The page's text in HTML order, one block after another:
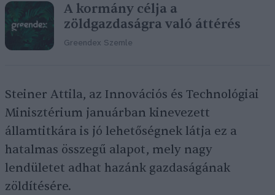
A kormány célja a
zöldgazdaságra való áttérés
Greendex Szemle
Steiner Attila, az Innovációs és Technológiai
Minisztérium januárban kinevezett
államtitkára is jó lehetőségnek látja ez a
hatalmas összegű alapot, mely nagy
lendületet adhat hazánk gazdaságának
zöldítésére.